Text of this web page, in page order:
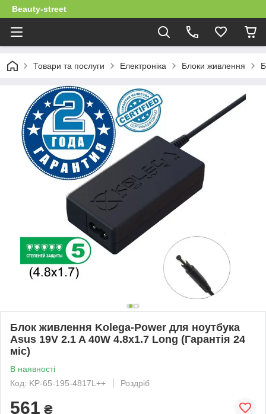
Beauty-street
Товари та послуги Електроніка Блоки живлення
Блок живлення Kolega-Power для ноутбука
Asus 19V 2.1 A 40W 4.8x1.7 Long (Гарантія 24
міс)
В наявності
Код: KP-65-195-4817L++
Роздріб
561 ₴